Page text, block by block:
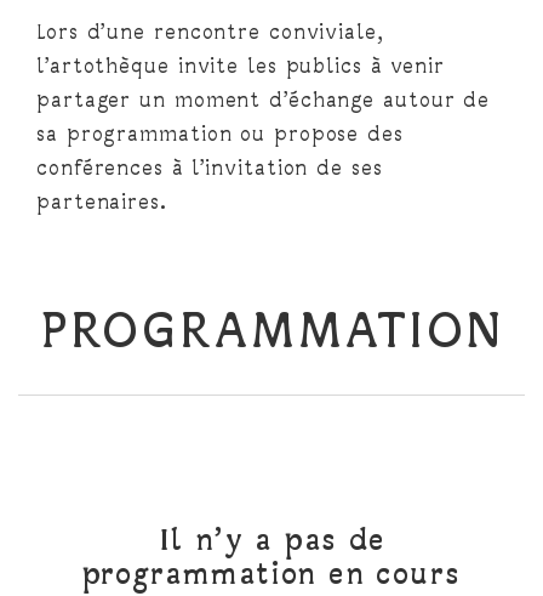
Lors d’une rencontre conviviale,
l’artothèque invite les publics à venir
partager un moment d’échange autour de
sa programmation ou propose des
conférences à l’invitation de ses
partenaires.
PROGRAMMATION
Il n’y a pas de
programmation en cours